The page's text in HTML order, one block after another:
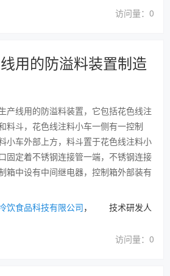
访问量：0
用的防溢料装置制造
产线用的防溢料装置，它包括花色线注
料斗，花色线注料小车一侧有一控制
小车外部上方，料斗置于花色线注料小
固定着不锈钢连接管一端，不锈钢连接
箱中设有中间继电器，控制箱外部装有
饮食品科技有限公司， 技术研发人
访问量：0